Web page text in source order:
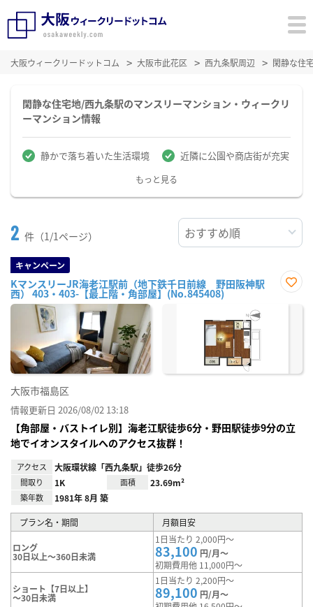
大阪ウィークリードットコム 大阪市此花区 西九条駅周辺 閑静な住
閑静な住宅地/西九条駅のマンスリーマンション・ウィークリ
ーマンション情報
静かで落ち着いた生活環境 近隣に公園や商店街が充実
もっと見る
2 件（1/1ページ）
キャンペーン
KマンスリーJR海老江駅前（地下鉄千日前線 野田阪神駅
西） 403・403-【最上階・角部屋】(No.845408)
に入
大阪市福島区
情報更新日 2026/08/02 13:18
【角部屋・バストイレ別】海老江駅徒歩6分・野田駅徒歩9分の立
地でイオンスタイルへのアクセス抜群！
アクセス 大阪環状線「西九条駅」徒歩26分
間取り 1K 面積 23.69m²
築年数 1981年 8月 築
プラン名・期間 月額目安
ロング
30日以上～360日未満
1日当たり 2,000円～
83,100 円/月～
初期費用他 11,000円～
ショート【7日以上】
～30日未満
1日当たり 2,200円～
89,100 円/月～